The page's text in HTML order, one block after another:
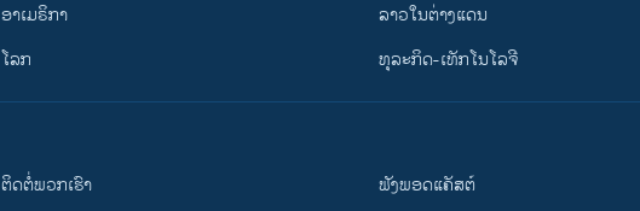
ອາເມຣິກາ
ໂລກ
ລາວໃນຕ່າງແດນ
ທຸລະກິດ-ເທັກໂນໂລຈີ
ຕິດຕໍ່ພວກເຮົາ ຟັງພອດແຄັສຕ໌